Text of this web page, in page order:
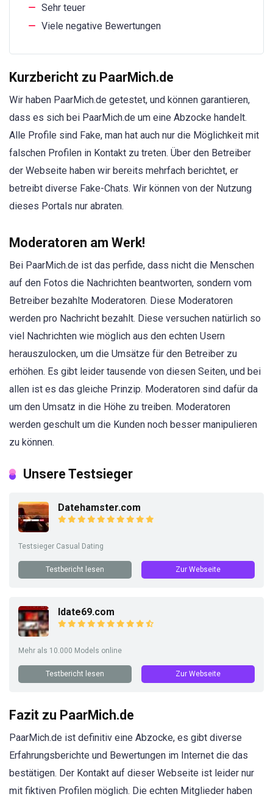
Sehr teuer
Viele negative Bewertungen
Kurzbericht zu PaarMich.de
Wir haben PaarMich.de getestet, und können garantieren,
dass es sich bei PaarMich.de um eine Abzocke handelt.
Alle Profile sind Fake, man hat auch nur die Möglichkeit mit
falschen Profilen in Kontakt zu treten. Über den Betreiber
der Webseite haben wir bereits mehrfach berichtet, er
betreibt diverse Fake-Chats. Wir können von der Nutzung
dieses Portals nur abraten.
Moderatoren am Werk!
Bei PaarMich.de ist das perfide, dass nicht die Menschen
auf den Fotos die Nachrichten beantworten, sondern vom
Betreiber bezahlte Moderatoren. Diese Moderatoren
werden pro Nachricht bezahlt. Diese versuchen natürlich so
viel Nachrichten wie möglich aus den echten Usern
herauszulocken, um die Umsätze für den Betreiber zu
erhöhen. Es gibt leider tausende von diesen Seiten, und bei
allen ist es das gleiche Prinzip. Moderatoren sind dafür da
um den Umsatz in die Höhe zu treiben. Moderatoren
werden geschult um die Kunden noch besser manipulieren
zu können.
Unsere Testsieger
Datehamster.com
Testsieger Casual Dating
Testbericht lesen Zur Webseite
Idate69.com
Mehr als 10.000 Models online
Testbericht lesen Zur Webseite
Fazit zu PaarMich.de
PaarMich.de ist definitiv eine Abzocke, es gibt diverse
Erfahrungsberichte und Bewertungen im Internet die das
bestätigen. Der Kontakt auf dieser Webseite ist leider nur
mit fiktiven Profilen möglich. Die echten Mitglieder haben